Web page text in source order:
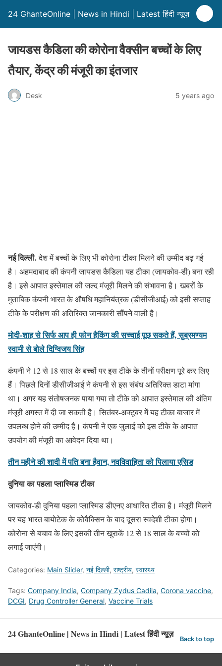
24 GhanteOnline | News in Hindi | Latest हिंदी न्यूज़
जायडस कैडिला की कोरोना वैक्सीन बच्चों के लिए
तैयार, केंद्र की मंजूरी का इंतजार
Desk 5 years ago
नई दिल्ली.देश में बच्चों के लिए भी कोरोना टीका मिलने की उम्मीद बढ़ गई
है। अहमदाबाद की कंपनी जायडस कैडिला यह टीका (जायकोव-डी) बना रही
है। इसे आपात इस्तेमाल की जल्द मंजूरी मिलने की संभावना है। खबरों के
मुताबिक कंपनी भारत के औषधि महानियंत्रक (डीसीजीआई) को इसी सप्ताह
टीके के परीक्षण की अतिरिक्त जानकारी सौंपने वाली है।
मोदी-शाह से सिर्फ आप ही फोन हैकिंग की सच्चाई पूछ सकते हैं, सुब्रमण्यम
स्वामी से बोले दिग्विजय सिंह
कंपनी ने 12 से 18 साल के बच्चों पर इस टीके के तीनों परीक्षण पूरे कर लिए
हैं। पिछले दिनों डीसीजीआई ने कंपनी से इस संबंध अतिरिक्त डाटा मांगा
था। अगर यह संतोषजनक पाया गया तो टीके को आपात इस्तेमाल की अंतिम
मंजूरी अगस्त में दी जा सकती है। सितंबर-अक्टूबर में यह टीका बाजार में
उपलब्ध होने की उम्मीद है। कंपनी ने एक जुलाई को इस टीके के आपात
उपयोग की मंजूरी का आवेदन दिया था।
तीन महीने की शादी में पति बना हैवान, नवविवाहिता को पिलाया एसिड
दुनिया का पहला प्लास्मिड टीका
जायकोव-डी दुनिया पहला प्लास्मिड डीएनए आधारित टीका है। मंजूरी मिलने
पर यह भारत बायाेटेक के काेवैक्सिन के बाद दूसरा स्वदेशी टीका होगा।
कोरोना से बचाव के लिए इसकी तीन खुराकें 12 से 18 साल के बच्चों काे
लगाई जाएंगी।
Categories: Main Slider, नई दिल्ली, राष्ट्रीय, स्वास्थ्य
Tags: Company India, Company Zydus Cadila, Corona vaccine,
DCGI, Drug Controller General, Vaccine Trials
24 GhanteOnline | News in Hindi | Latest हिंदी न्यूज़ Back to top